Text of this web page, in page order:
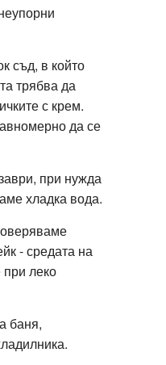
съд, в който
трябва да
с крем.
да се
при нужда
хладка вода.
- средата на
леко
баня,